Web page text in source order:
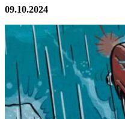
09.10.2024